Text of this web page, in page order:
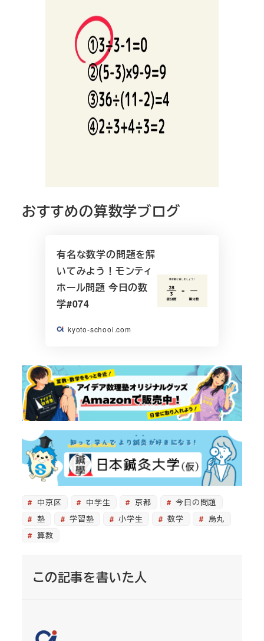
おすすめの算数学ブログ
有名な数学の問題を解
いてみよう！モンティ
ホール問題 今日の数
学#074
kyoto-school.com
中京区 中学生 京都
今日の問題
塾
学習塾 小学生 数学
烏丸
算数
この記事を書いた人